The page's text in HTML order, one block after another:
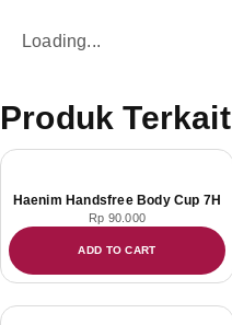
Loading...
Produk Terkait
Haenim Handsfree Body Cup 7H
Rp 90.000
ADD TO CART